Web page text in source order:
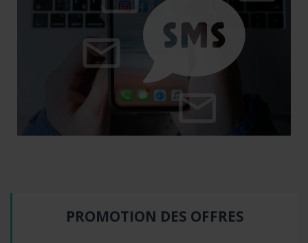
PROMOTION DES OFFRES